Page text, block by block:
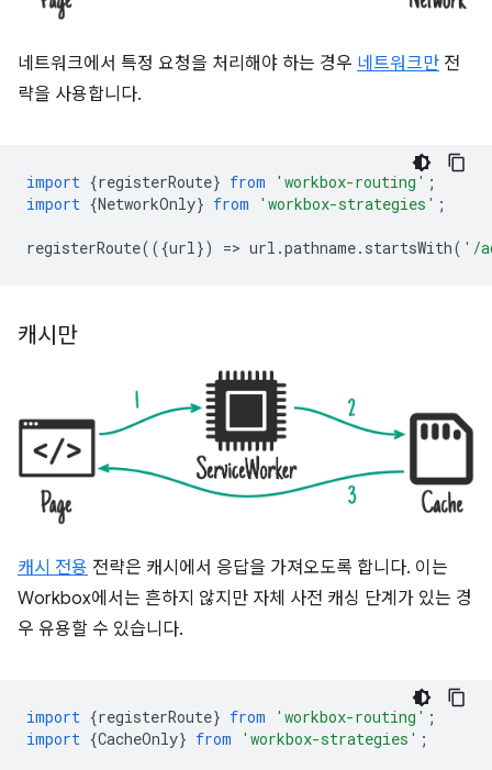
네트워크에서 특정 요청을 처리해야 하는 경우 네트워크만 전
략을 사용합니다.
import {registerRoute} from 'workbox-routing' ;
import {NetworkOnly} from 'workbox-strategies' ;
registerRoute(({url}) => url .pathname. startsWith( '/
캐시만
캐시 전용 전략은 캐시에서 응답을 가져오도록 합니다. 이는
Workbox에서는 흔하지 않지만 자체 사전 캐싱 단계가 있는 경
우 유용할 수 있습니다.
import {registerRoute} from 'workbox-routing' ;
import {CacheOnly} from 'workbox-strategies' ;